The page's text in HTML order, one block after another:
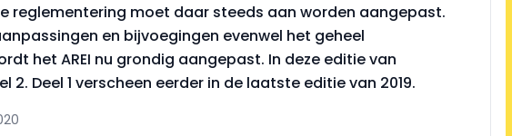
reglementering moet daar steeds aan worden aangepast.
en bijvoegingen evenwel het geheel
het AREI nu grondig aangepast. In deze editie van
2. Deel 1 verscheen eerder in de laatste editie van 2019.